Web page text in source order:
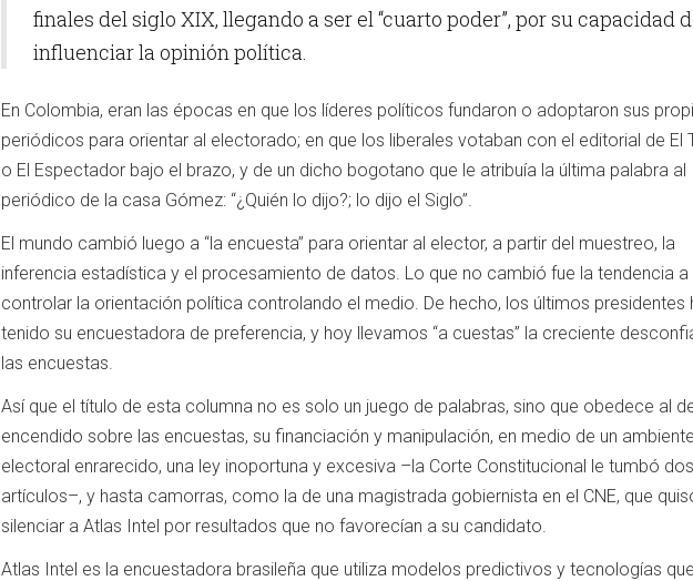
finales del siglo XIX, llegando a ser el “cuarto poder”, por su capacidad
influenciar la opinión política.
En Colombia, eran las épocas en que los líderes políticos fundaron o adoptaron sus
periódicos para orientar al electorado; en que los liberales votaban con el editorial de El
o El Espectador bajo el brazo, y de un dicho bogotano que le atribuía la última palabra al
periódico de la casa Gómez: “¿Quién lo dijo?; lo dijo el Siglo”.
El mundo cambió luego a “la encuesta” para orientar al elector, a partir del muestreo, la
inferencia estadística y el procesamiento de datos. Lo que no cambió fue la tendencia a
controlar la orientación política controlando el medio. De hecho, los últimos presidentes
tenido su encuestadora de preferencia, y hoy llevamos “a cuestas” la creciente
las encuestas.
Así que el título de esta columna no es solo un juego de palabras, sino que obedece al
encendido sobre las encuestas, su financiación y manipulación, en medio de un ambiente
electoral enrarecido, una ley inoportuna y excesiva –la Corte Constitucional le tumbó dos
artículos–, y hasta camorras, como la de una magistrada gobiernista en el CNE, que
silenciar a Atlas Intel por resultados que no favorecían a su candidato.
Atlas Intel es la encuestadora brasileña que utiliza modelos predictivos y tecnologías